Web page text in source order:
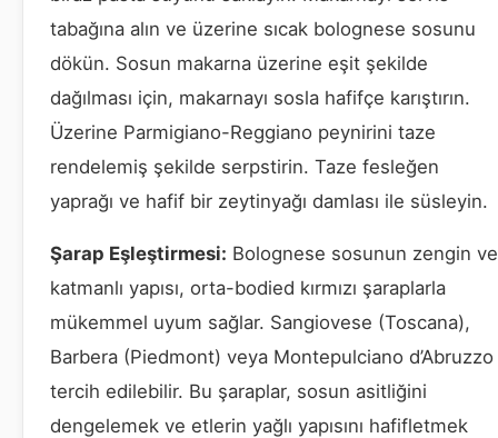
tabağına alın ve üzerine sıcak bolognese sosunu
dökün. Sosun makarna üzerine eşit şekilde
dağılması için, makarnayı sosla hafifçe karıştırın.
Üzerine Parmigiano-Reggiano peynirini taze
rendelemiş şekilde serpstirin. Taze fesleğen
yaprağı ve hafif bir zeytinyağı damlası ile süsleyin.
Şarap Eşleştirmesi: Bolognese sosunun zengin ve
katmanlı yapısı, orta-bodied kırmızı şaraplarla
mükemmel uyum sağlar. Sangiovese (Toscana),
Barbera (Piedmont) veya Montepulciano d’Abruzzo
tercih edilebilir. Bu şaraplar, sosun asitliğini
dengelemek ve etlerin yağlı yapısını hafifletmek